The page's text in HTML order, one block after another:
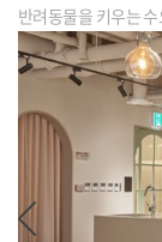
반려동물을 키우는